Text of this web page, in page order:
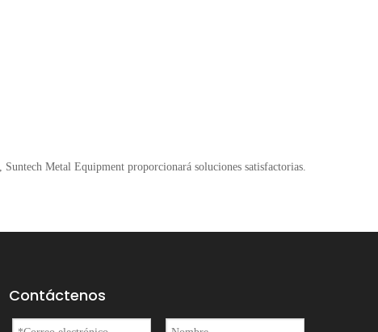
, Suntech Metal Equipment proporcionará soluciones satisfactorias.
Contáctenos